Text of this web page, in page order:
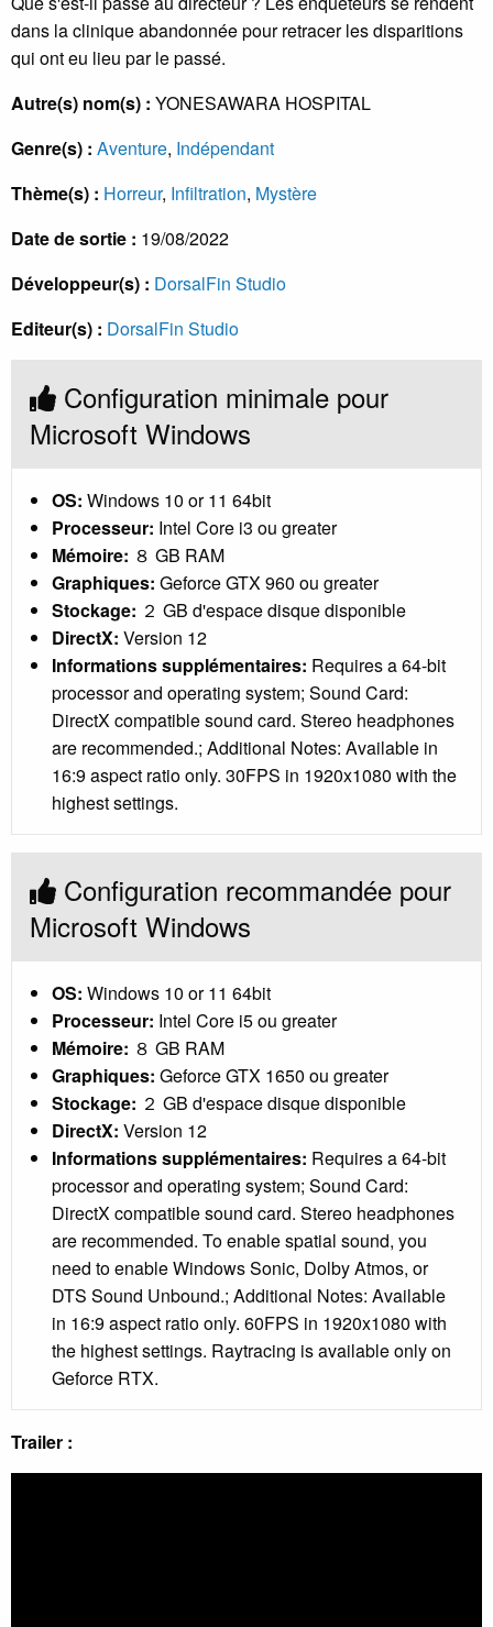
dans la clinique abandonnée pour retracer les disparitions
qui ont eu lieu par le passé.
Autre(s) nom(s) : YONESAWARA HOSPITAL
Genre(s) : Aventure, Indépendant
Thème(s) : Horreur, Infiltration, Mystère
Date de sortie : 19/08/2022
Développeur(s) : DorsalFin Studio
Editeur(s) : DorsalFin Studio
Configuration minimale pour
Microsoft Windows
OS: Windows 10 or 11 64bit
Processeur: Intel Core i3 ou greater
Mémoire: ８ GB RAM
Graphiques: Geforce GTX 960 ou greater
Stockage: ２ GB d'espace disque disponible
DirectX: Version 12
Informations supplémentaires: Requires a 64-bit
processor and operating system; Sound Card:
DirectX compatible sound card. Stereo headphones
are recommended.; Additional Notes: Available in
16:9 aspect ratio only. 30FPS in 1920x1080 with the
highest settings.
Configuration recommandée pour
Microsoft Windows
OS: Windows 10 or 11 64bit
Processeur: Intel Core i5 ou greater
Mémoire: ８ GB RAM
Graphiques: Geforce GTX 1650 ou greater
Stockage: ２ GB d'espace disque disponible
DirectX: Version 12
Informations supplémentaires: Requires a 64-bit
processor and operating system; Sound Card:
DirectX compatible sound card. Stereo headphones
are recommended. To enable spatial sound, you
need to enable Windows Sonic, Dolby Atmos, or
DTS Sound Unbound.; Additional Notes: Available
in 16:9 aspect ratio only. 60FPS in 1920x1080 with
the highest settings. Raytracing is available only on
Geforce RTX.
Trailer :